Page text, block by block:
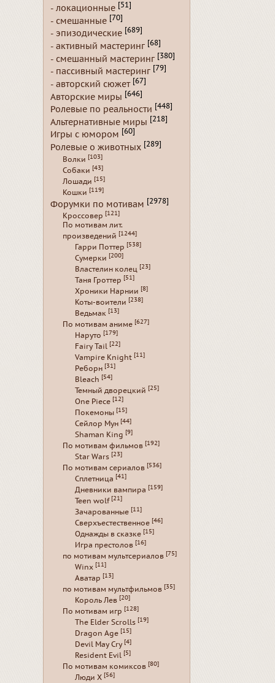
- локационные [51]
- смешанные [70]
- эпизодические [689]
- активный мастеринг [68]
- смешанный мастеринг [380]
- пассивный мастеринг [79]
- авторский сюжет [67]
Авторские миры [646]
Ролевые по реальности [448]
Альтернативные миры [218]
Игры с юмором [60]
Ролевые о животных [289]
Волки [103]
Собаки [43]
Лошади [15]
Кошки [119]
Форумки по мотивам [2978]
Кроссовер [121]
По мотивам лит.
произведений [1244]
Гарри Поттер [538]
Сумерки [200]
Властелин колец [23]
Таня Гроттер [51]
Хроники Нарнии [8]
Коты-воители [238]
Ведьмак [13]
По мотивам аниме [627]
Наруто [179]
Fairy Tail [22]
Vampire Knight [11]
Реборн [31]
Bleach [54]
Темный дворецкий [25]
One Piece [12]
Покемоны [15]
Сейлор Мун [44]
Shaman King [9]
По мотивам фильмов [192]
Star Wars [23]
По мотивам сериалов [536]
Сплетница [41]
Дневники вампира [159]
Teen wolf [21]
Зачарованные [11]
Сверхъестественное [46]
Однажды в сказке [15]
Игра престолов [16]
по мотивам мультсериалов [75]
Winx [11]
Аватар [13]
по мотивам мультфильмов [35]
Король Лев [20]
По мотивам игр [128]
The Elder Scrolls [19]
Dragon Age [15]
Devil May Cry [4]
Resident Evil [5]
По мотивам комиксов [80]
Люди Х [56]